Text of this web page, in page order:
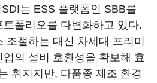
는 ESS 플랫폼인 SBB를
폴리오를 다변화하고 있다.
조절하는 대신 차세대 프리미
의 설비 호환성을 확보해 효
취지지만, 다품종 제조 환경